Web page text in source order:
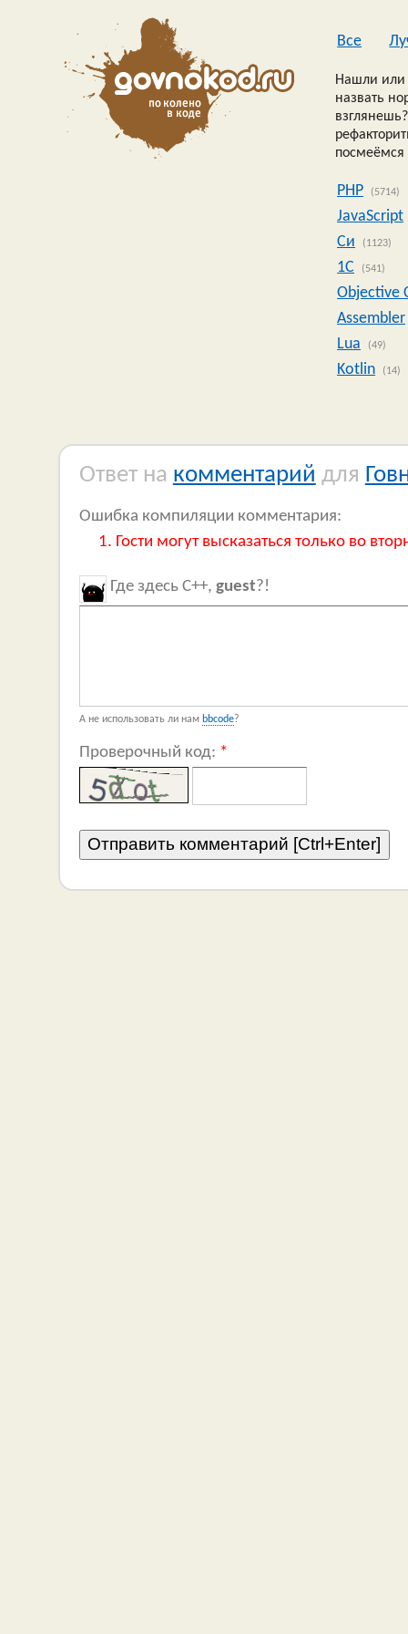
Все
Нашли или
назвать
посмеёмся
PHP (5714)
JavaScript
Си
(1123)
1C (541)
Objective
Assembler
Lua
(49)
Kotlin (14)
Ответ на комментарий для
Ошибка компиляции комментария:
Гости могут высказаться только во
Где здесь C++, guest?!
А не использовать ли нам bbcode?
Проверочный код: *